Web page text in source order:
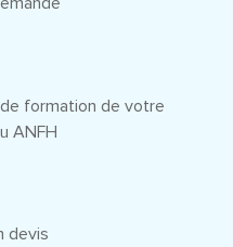
formation de votre
ANFH
devis